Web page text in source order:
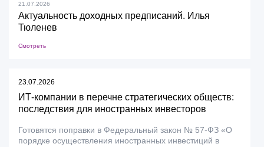
21.07.2026
Актуальность доходных предписаний. Илья
Тюленев
Смотреть
23.07.2026
ИТ-компании в перечне стратегических обществ:
последствия для иностранных инвесторов
Готовятся поправки в Федеральный закон № 57-ФЗ «О
порядке осуществления иностранных инвестиций в